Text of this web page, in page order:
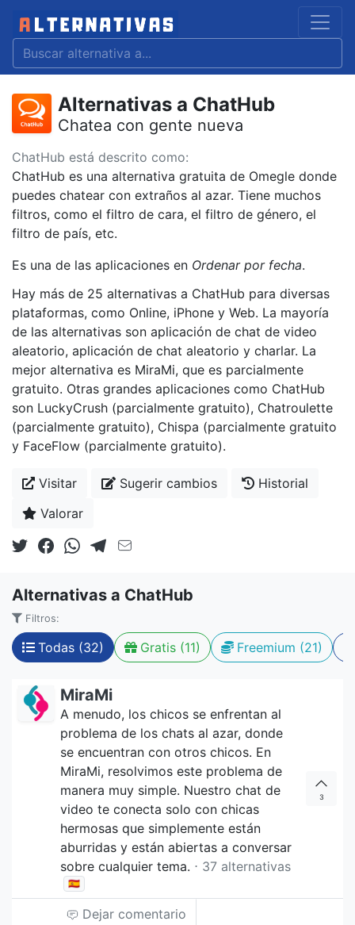
Alternativas a ChatHub
Chatea con gente nueva
ChatHub está descrito como:
ChatHub es una alternativa gratuita de Omegle donde
puedes chatear con extraños al azar. Tiene muchos
filtros, como el filtro de cara, el filtro de género, el
filtro de país, etc.
Es una de las aplicaciones en Ordenar por fecha.
Hay más de 25 alternativas a ChatHub para diversas
plataformas, como Online, iPhone y Web. La mayoría
de las alternativas son aplicación de chat de video
aleatorio, aplicación de chat aleatorio y charlar. La
mejor alternativa es MiraMi, que es parcialmente
gratuito. Otras grandes aplicaciones como ChatHub
son LuckyCrush (parcialmente gratuito), Chatroulette
(parcialmente gratuito), Chispa (parcialmente gratuito
y FaceFlow (parcialmente gratuito).
Visitar Sugerir cambios
Historial
Valorar
Alternativas a ChatHub
Filtros:
Todas (32) Gratis (11) Freemium (21)
MiraMi
A menudo, los chicos se enfrentan al
problema de los chats al azar, donde
se encuentran con otros chicos. En
MiraMi, resolvimos este problema de
manera muy simple. Nuestro chat de
video te conecta solo con chicas
hermosas que simplemente están
aburridas y están abiertas a conversar
sobre cualquier tema. ⋅ 37 alternativas
🇪🇸
3
Dejar comentario